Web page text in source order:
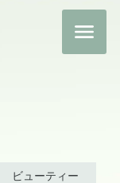
ビューティー